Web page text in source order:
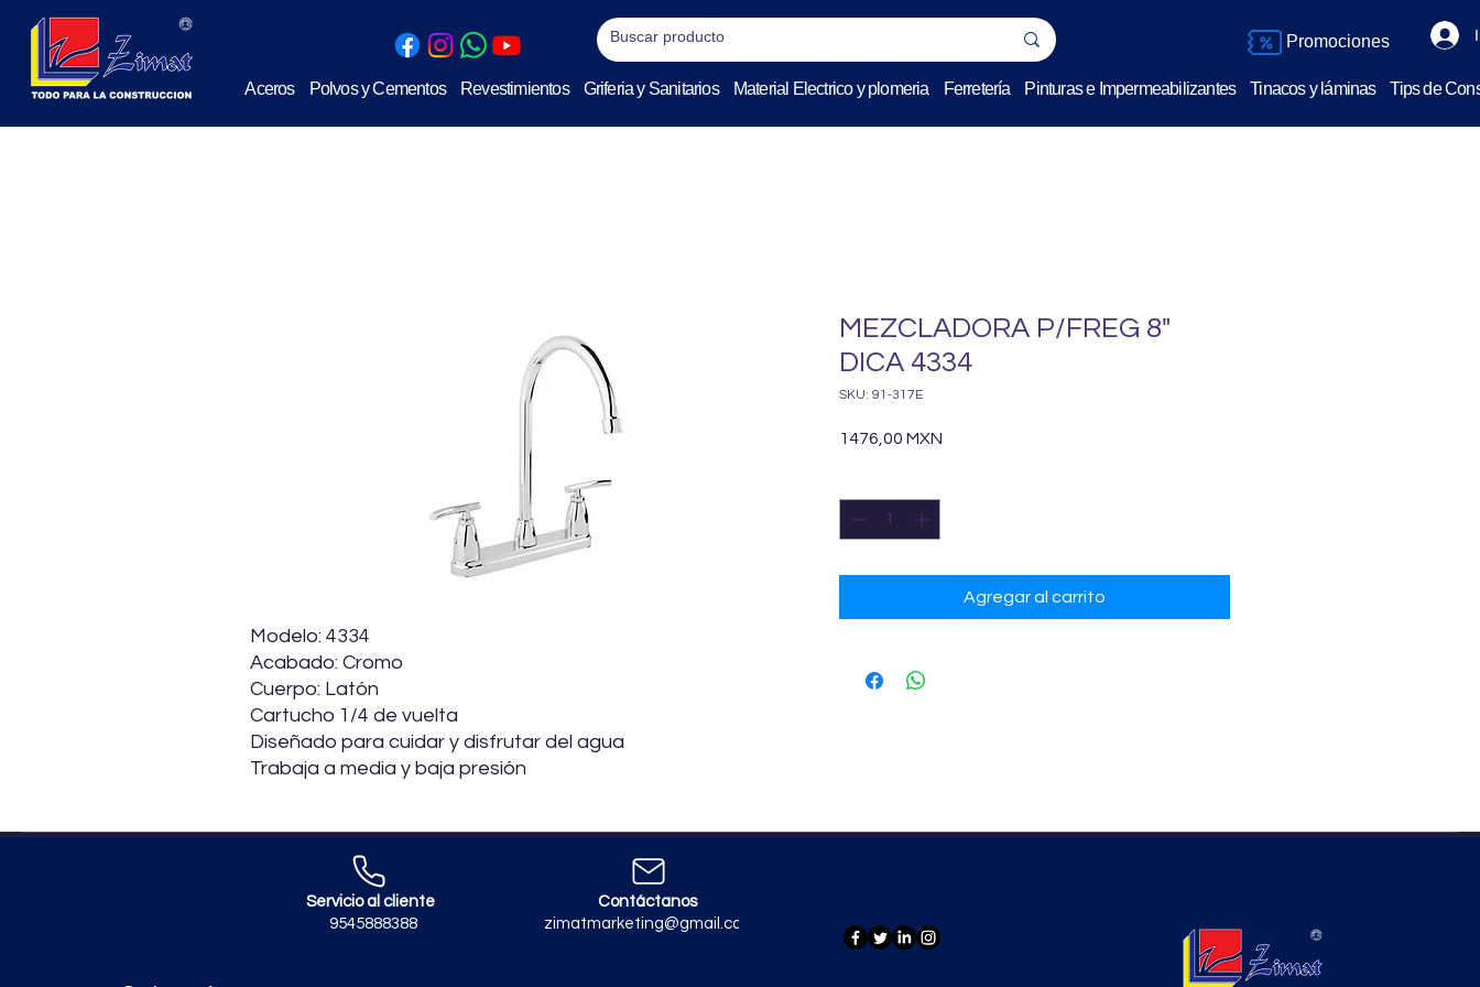
Aceros Polvos y Cementos Revestimientos Griferia y Sanitarios Material Electrico y plomeria Ferretería Pinturas e Impermeabilizantes Tinacos y láminas Tips de
Promociones
Modelo: 4334
Acabado: Cromo
Cuerpo: Latón
Cartucho 1/4 de vuelta
Diseñado para cuidar y disfrutar del agua
Trabaja a media y baja presión
MEZCLADORA P/FREG 8"
DICA 4334
SKU: 91-317E
1476,00 MXN
Agregar al carrito
Servicio al cliente
9545888388
Contáctanos
zimatmarketing@gmail.com